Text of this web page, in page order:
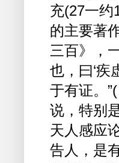
充(27一约
的主要著
三百》，
也，曰‘疾
于有证。
说，特别
天人感应
告人，是